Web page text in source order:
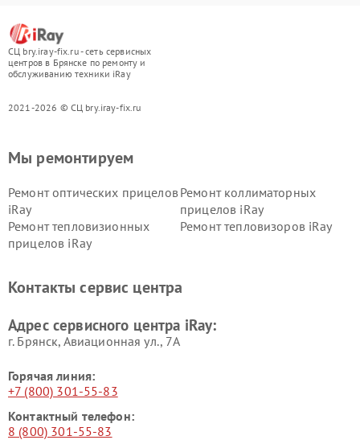
СЦ bry.iray-fix.ru - сеть сервисных
центров в Брянске по ремонту и
обслуживанию техники iRay
2021-2026 © СЦ bry.iray-fix.ru
Мы ремонтируем
Ремонт оптических прицелов
iRay
Ремонт коллиматорных
прицелов iRay
Ремонт тепловизионных
прицелов iRay
Ремонт тепловизоров iRay
Контакты сервис центра
Адрес сервисного центра iRay:
г. Брянск, Авиационная ул., 7А
Горячая линия:
+7 (800) 301-55-83
Контактный телефон:
8 (800) 301-55-83